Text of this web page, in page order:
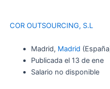
COR OUTSOURCING, S.L
Madrid, Madrid
Publicada el 13 de ene
Salario no disponible